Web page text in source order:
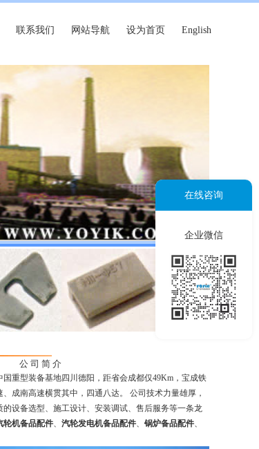
联系我们 网站导航 设为首页 English
公 司 简 介
国重型装备基地四川德阳，距省会成都仅49Km，宝成铁
成南高速横贯其中，四通八达。 公司技术力量雄厚，
设备选型、施工设计、安装调试、售后服务等一条龙
轮机备品配件 汽轮发电机备品配件 锅炉备品配件
在线咨询
企业微信